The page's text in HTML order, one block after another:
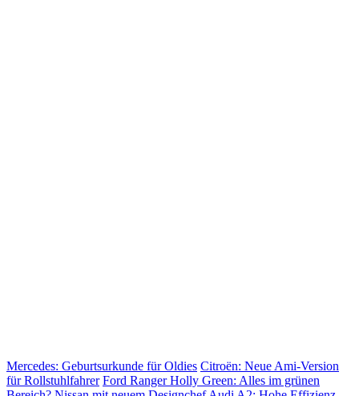
Mercedes: Geburtsurkunde für Oldies Citroën: Neue Ami-Version
für Rollstuhlfahrer Ford Ranger Holly Green: Alles im grünen